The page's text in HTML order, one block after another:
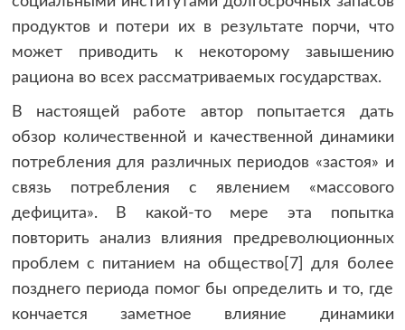
продуктов и потери их в результате порчи, что
может приводить к некоторому завышению
рациона во всех рассматриваемых государствах.
В настоящей работе автор попытается дать
обзор количественной и качественной динамики
потребления для различных периодов «застоя» и
связь потребления с явлением «массового
дефицита». В какой-то мере эта попытка
повторить анализ влияния предреволюционных
проблем с питанием на общество[7] для более
позднего периода помог бы определить и то, где
кончается заметное влияние динамики